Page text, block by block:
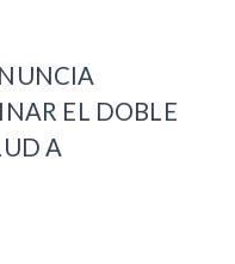
EL DOBLE
A